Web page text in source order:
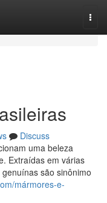
Discuss
uma beleza
Extraídas em várias
são sinônimo
mármores-e-